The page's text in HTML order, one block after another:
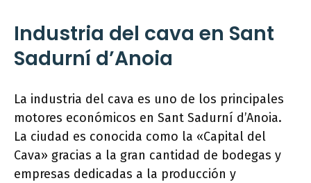
Industria del cava en Sant
Sadurní d’Anoia
La industria del cava es uno de los principales
motores económicos en Sant Sadurní d’Anoia.
La ciudad es conocida como la «Capital del
Cava» gracias a la gran cantidad de bodegas y
empresas dedicadas a la producción y